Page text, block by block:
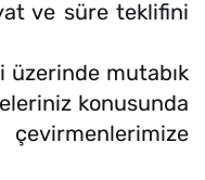
ve süre teklifini
üzerinde mutabık
konusunda